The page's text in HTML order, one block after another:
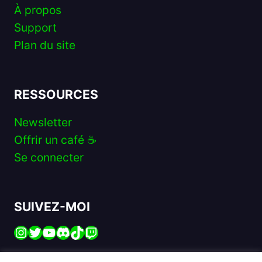
À propos
Support
Plan du site
RESSOURCES
Newsletter
Offrir un café ☕️
Se connecter
SUIVEZ-MOI
Instagram
Twitter
YouTube
Discord
TikTok
Twitch